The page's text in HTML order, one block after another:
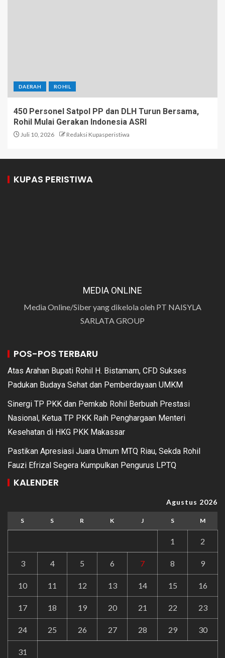
DAERAH ROHIL
450 Personel Satpol PP dan DLH Turun Bersama,
Rohil Mulai Gerakan Indonesia ASRI
Juli 10, 2026 Redaksi Kupasperistiwa
KUPAS PERISTIWA
MEDIA ONLINE
Media Online/Siber yang dikelola oleh PT NAISYLA
SARLATA GROUP
POS-POS TERBARU
Atas Arahan Bupati Rohil H. Bistamam, CFD Sukses
Padukan Budaya Sehat dan Pemberdayaan UMKM
Sinergi TP PKK dan Pemkab Rohil Berbuah Prestasi
Nasional, Ketua TP PKK Raih Penghargaan Menteri
Kesehatan di HKG PKK Makassar
Pastikan Apresiasi Juara Umum MTQ Riau, Sekda Rohil
Fauzi Efrizal Segera Kumpulkan Pengurus LPTQ
KALENDER
Agustus 2026
S S R K J S M
1 2
3 4 5 6 7 8 9
10 11 12 13 14 15 16
17 18 19 20 21 22 23
24 25 26 27 28 29 30
31